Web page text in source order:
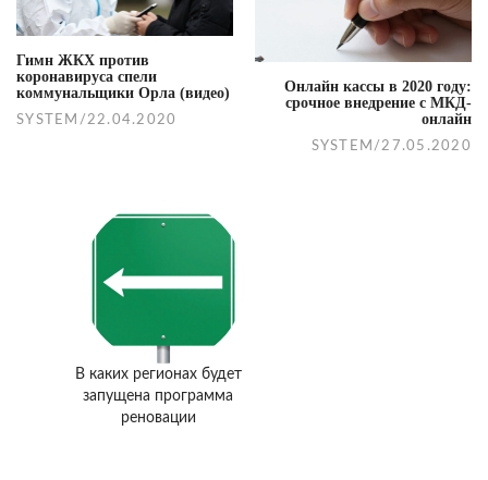
Онлайн кассы в 2020 году:
срочное внедрение с МКД-
онлайн
SYSTEM / 27.05.2020
Гимн ЖКХ против
коронавируса спели
коммунальщики Орла (видео)
SYSTEM / 22.04.2020
В каких регионах будет
запущена программа
реновации